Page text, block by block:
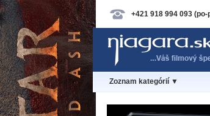
+421 918 994 093
Zoznam kategórií ▼